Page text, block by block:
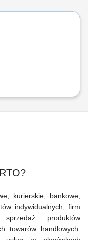
kurierskie, bankowe,
indywidualnych, firm
produktów
towarów handlowych.